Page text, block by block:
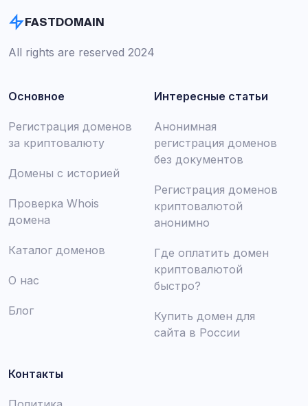
FASTDOMAIN
All rights are reserved 2024
Основное
Регистрация доменов
за криптовалюту
Домены с историей
Проверка Whois
домена
Каталог доменов
О нас
Блог
Интересные статьи
Анонимная
регистрация доменов
без документов
Регистрация доменов
криптовалютой
анонимно
Где оплатить домен
криптовалютой
быстро?
Купить домен для
сайта в России
Контакты